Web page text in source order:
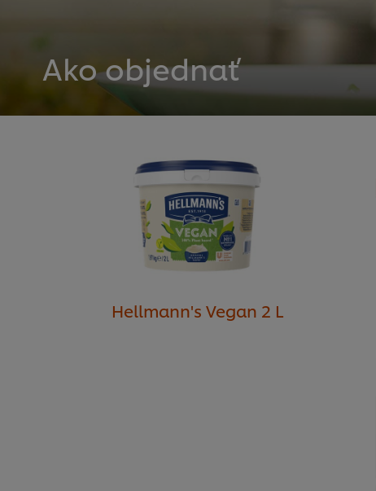
Ako objednať
Hellmann's Vegan 2 L